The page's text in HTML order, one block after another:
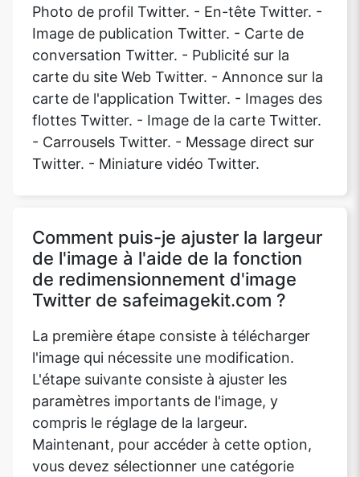
Photo de profil Twitter. - En-tête Twitter. -
Image de publication Twitter. - Carte de
conversation Twitter. - Publicité sur la
carte du site Web Twitter. - Annonce sur la
carte de l'application Twitter. - Images des
flottes Twitter. - Image de la carte Twitter.
- Carrousels Twitter. - Message direct sur
Twitter. - Miniature vidéo Twitter.
Comment puis-je ajuster la largeur
de l'image à l'aide de la fonction
de redimensionnement d'image
Twitter de safeimagekit.com ?
La première étape consiste à télécharger
l'image qui nécessite une modification.
L'étape suivante consiste à ajuster les
paramètres importants de l'image, y
compris le réglage de la largeur.
Maintenant, pour accéder à cette option,
vous devez sélectionner une catégorie